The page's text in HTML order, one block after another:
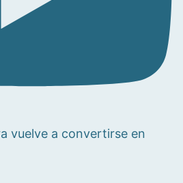
vuelve a convertirse en